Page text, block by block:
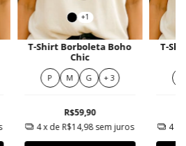
+1
T-Shirt Borboleta Boho
Chic
P M G + 3
R$59,90
4x de R$14,98sem juros
T-
4